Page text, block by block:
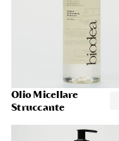
Olio Micellare
Struccante